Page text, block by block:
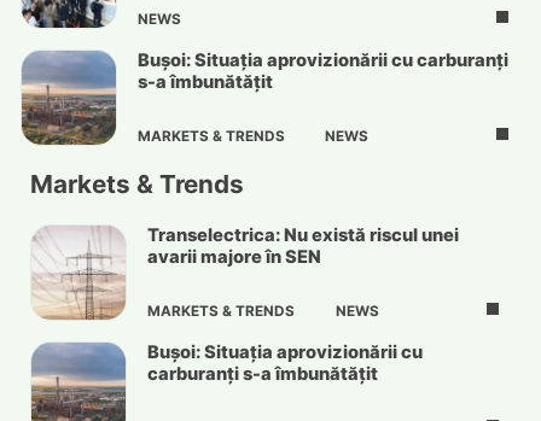
NEWS
Bușoi: Situația aprovizionării cu carburanți
s-a îmbunătățit
MARKETS & TRENDS NEWS
Markets & Trends
Transelectrica: Nu există riscul unei
avarii majore în SEN
MARKETS & TRENDS NEWS
Bușoi: Situația aprovizionării cu
carburanți s-a îmbunătățit